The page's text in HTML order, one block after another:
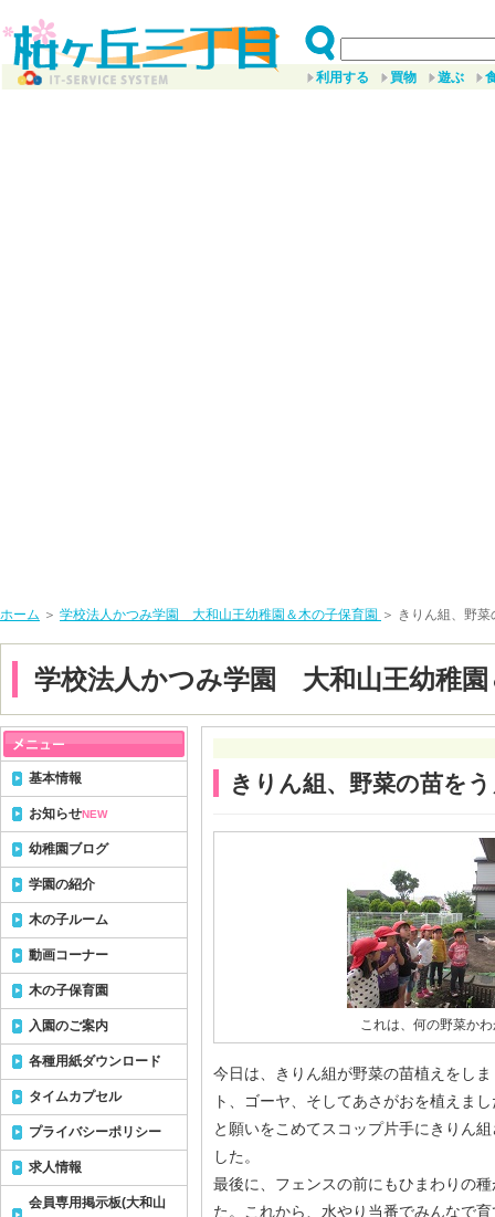
利用する 買物 遊ぶ
ホーム ＞ 学校法人かつみ学園 大和山王幼稚園＆木の子保育園 ＞ きりん組、野
学校法人かつみ学園 大和山王幼稚園
きりん組、野菜の苗を
これは、何の野菜か
今日は、きりん組が野菜の苗植えをし
ト、ゴーヤ、そしてあさがおを植えま
と願いをこめてスコップ片手にきりん
した。
最後に、フェンスの前にもひまわりの
た。これから、水やり当番でみんなで
基本情報
お知らせNEW
幼稚園ブログ
学園の紹介
木の子ルーム
動画コーナー
木の子保育園
入園のご案内
各種用紙ダウンロード
タイムカプセル
プライバシーポリシー
求人情報
会員専用掲示板(大和山